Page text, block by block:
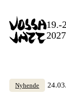
content
19.-
2027
Nyhende